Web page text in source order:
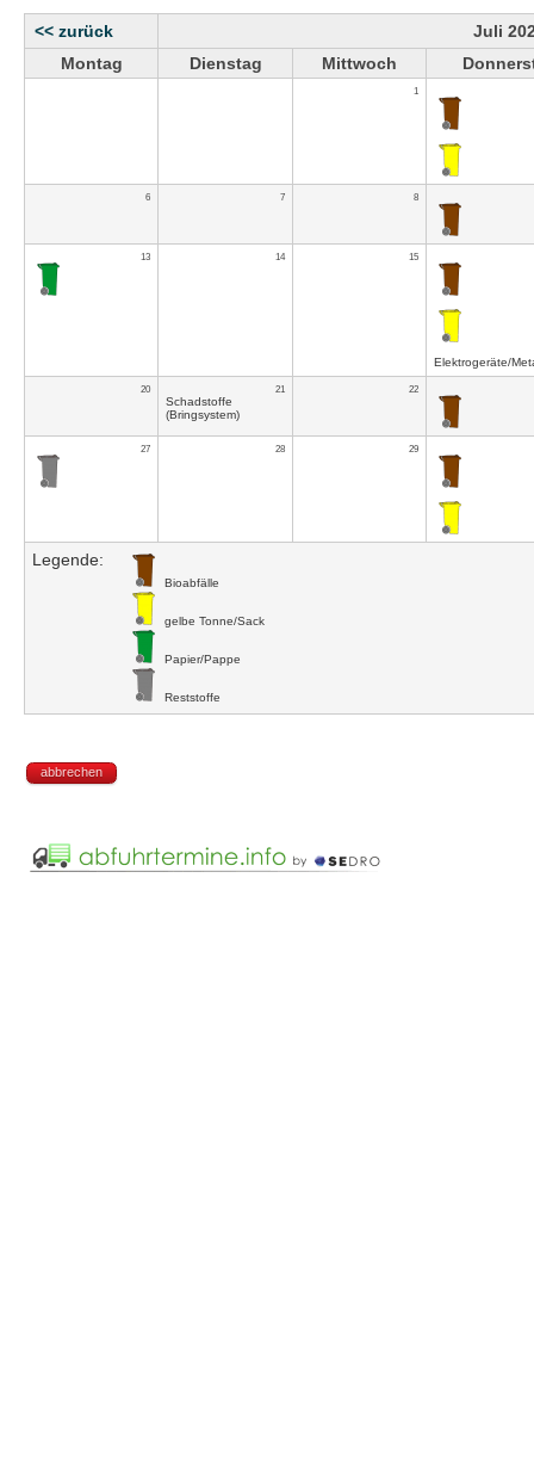
<< zurück
Juli
Montag
Dienstag Mittwoch
1
6 7 8
13 14 15
Elektrogeräte/
20 21
Schadstoffe
(Bringsystem)
22
27 28 29
Legende:
Bioabfälle
gelbe Tonne/Sack
Papier/Pappe
Reststoffe
abbrechen